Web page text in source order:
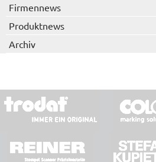
Firmennews
Produktnews
Archiv